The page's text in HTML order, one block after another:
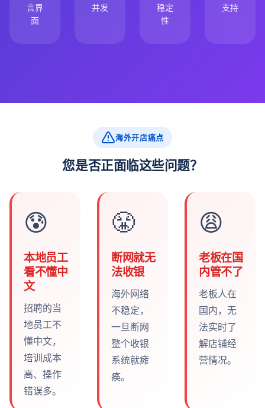
言界
面
并发
稳定
性
支持
海外开店痛点
您是否正面临这些问题？
😰
本地员工
看不懂中
文
招聘的当
地员工不
懂中文，
培训成本
高、操作
错误多。
😤
断网就无
法收银
海外网络
不稳定，
一旦断网
整个收银
系统就瘫
痪。
😩
老板在国
内管不了
老板人在
国内，无
法实时了
解店铺经
营情况。